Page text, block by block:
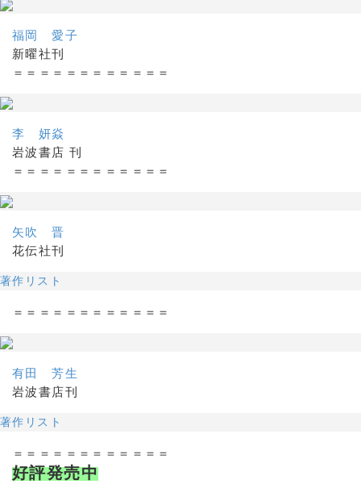
福岡 愛子
新曜社刊
＝＝＝＝＝＝＝＝＝＝＝＝
李 妍焱
岩波書店 刊
＝＝＝＝＝＝＝＝＝＝＝＝
矢吹 晋
花伝社刊
著作リスト
＝＝＝＝＝＝＝＝＝＝＝＝
有田 芳生
岩波書店刊
著作リスト
＝＝＝＝＝＝＝＝＝＝＝＝
好評発売中